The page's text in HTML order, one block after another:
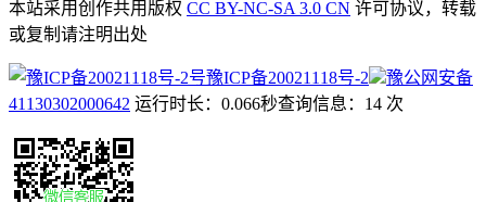
本站采用创作共用版权 CC BY-NC-SA 3.0 CN 许可协议，转载
或复制请注明出处
豫ICP备20021118号-2
豫公网安备
41130302000642 运行时长：0.066秒查询信息：14 次